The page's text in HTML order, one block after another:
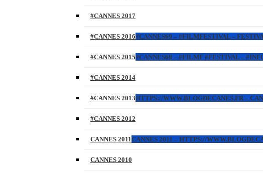
#CANNES 2017
#CANNES 2016#CANNES69 – #FILMFESTIVAL –
#CANNES 2015#CANNES68 – #FILMF #FESTIVAL –
#CANNES 2014
#CANNES 2013HTTPS://WWW.BLOGDECANES.FR –
#CANNES 2012
CANNES 2011CANNES 2011 – HTTPS://
CANNES 2010